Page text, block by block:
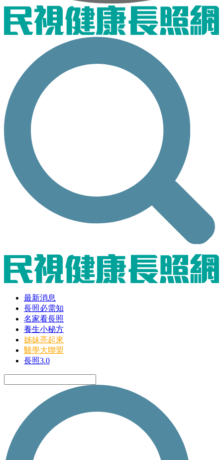
最新消息
長照必需知
名家看長照
養生小秘方
姊妹亮起來
醫學大聯盟
長照3.0